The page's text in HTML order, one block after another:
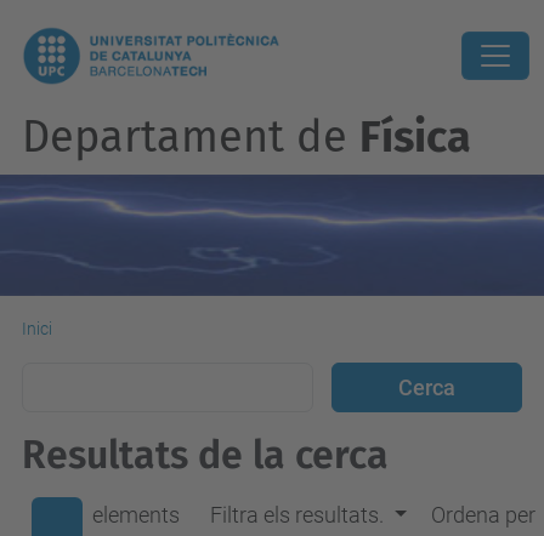
Departament de Física
Inici
Resultats de la cerca
elements
Filtra els resultats. Ordena per